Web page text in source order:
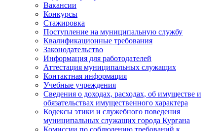
Вакансии
Конкурсы
Стажировка
Поступление на муниципальную службу
Квалификационные требования
Законодательство
Информация для работодателей
Аттестация муниципальных служащих
Контактная информация
Учебные учреждения
Сведения о доходах, расходах, об имуществе и
обязательствах имущественного характера
Кодексы этики и служебного поведения
муниципальных служащих города Кургана
Комиссии по соблюдению требований к